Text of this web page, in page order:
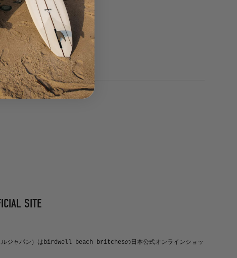
SITE
ジャパン）はbirdwell beach britchesの日本公式オンラインショッ